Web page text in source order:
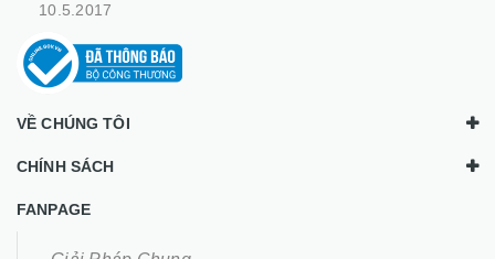
10.5.2017
VỀ CHÚNG TÔI
CHÍNH SÁCH
FANPAGE